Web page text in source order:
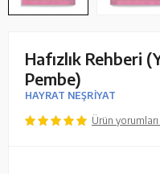
Hafızlık Rehberi
Pembe)
HAYRAT NEŞRİYAT
Ürün yorumları